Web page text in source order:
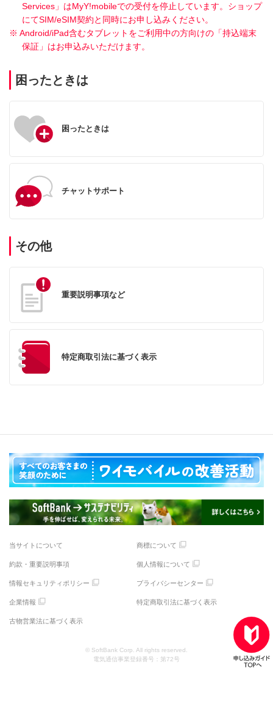
Services」はMyY!mobileでの受付を停止しています。ショップ
にてSIM/eSIM契約と同時にお申し込みください。
※ Android/iPad含むタブレットをご利用中の方向けの「持込端末
保証」はお申込みいただけます。
困ったときは
困ったときは
チャットサポート
その他
重要説明事項など
特定商取引法に基づく表示
当サイトについて 商標について
約款・重要説明事項 個人情報について
情報セキュリティポリシー プライバシーセンター
企業情報 特定商取引法に基づく表示
古物営業法に基づく表示
© SoftBank Corp. All rights reserved.
電気通信事業登録番号：第72号